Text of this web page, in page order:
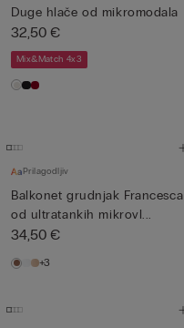
Duge hlače od mikromodala
32,50 €
Mix&Match 4x3
Prilagodljiv
Balkonet grudnjak Francesca
od ultratankih mikrovl...
34,50 €
+3